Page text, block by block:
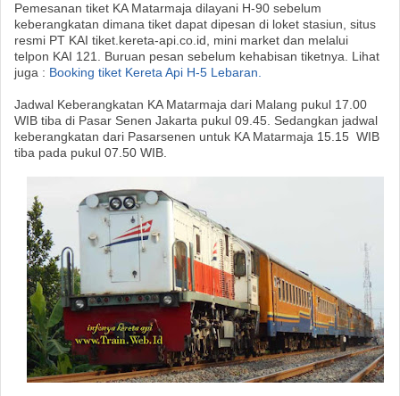
Pemesanan tiket KA Matarmaja dilayani H-90 sebelum
keberangkatan dimana tiket dapat dipesan di loket stasiun, situs
resmi PT KAI tiket.kereta-api.co.id, mini market dan melalui
telpon KAI 121. Buruan pesan sebelum kehabisan tiketnya. Lihat
juga : Booking tiket Kereta Api H-5 Lebaran.
Jadwal Keberangkatan KA Matarmaja dari Malang pukul 17.00
WIB tiba di Pasar Senen Jakarta pukul 09.45. Sedangkan jadwal
keberangkatan dari Pasarsenen untuk KA Matarmaja 15.15 WIB
tiba pada pukul 07.50 WIB.